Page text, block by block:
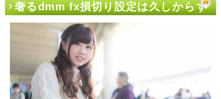
奢るdmm fx損切り設定は久しからず